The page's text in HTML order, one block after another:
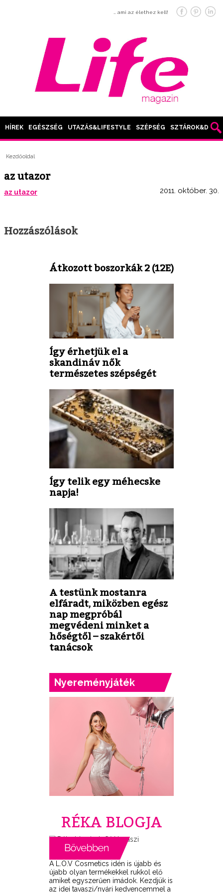
… ami az élethez kell!
HÍREK EGÉSZSÉG UTAZÁS&LIFESTYLE SZÉPSÉG SZTÁROK&DIVAT
Kezdőoldal
az utazor
2011. október. 30.
az utazor
Hozzászólások
Átkozott boszorkák 2 (12E)
Így érhetjük el a
skandináv nők
természetes szépségét
Így telik egy méhecske
napja!
A testünk mostanra
elfáradt, miközben egész
nap megpróbál
megvédeni minket a
hőségtől – szakértői
tanácsok
Nyereményjáték
RÉKA BLOGJA
A L.O.V Cosmetics idén is újabb és
újabb olyan termékekkel rukkol elő
amiket egyszerűen imádok. Kezdjük is
az idei tavaszi/nyári kedvencemmel a